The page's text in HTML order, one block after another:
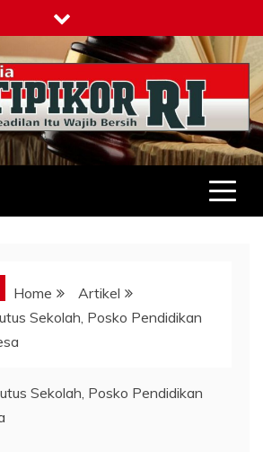
Home
Artikel
Sekolah, Posko Pendidikan